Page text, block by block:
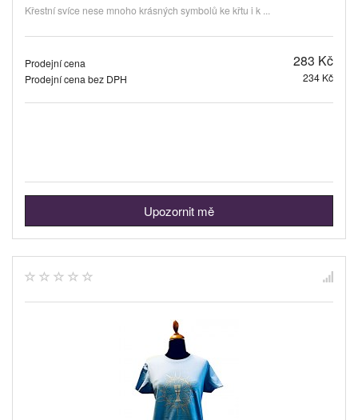
Křestní svíce nese mnoho krásných symbolů ke křtu i k ...
Prodejní cena 283 Kč
Prodejní cena bez DPH 234 Kč
Upozornit mě